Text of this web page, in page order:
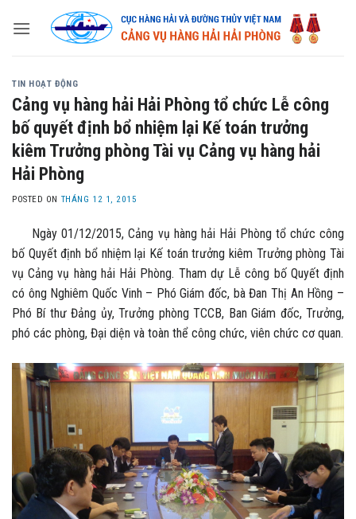
TIN HOẠT ĐỘNG
Cảng vụ hàng hải Hải Phòng tổ chức Lễ công
bố quyết định bổ nhiệm lại Kế toán trưởng
kiêm Trưởng phòng Tài vụ Cảng vụ hàng hải
Hải Phòng
POSTED ON THÁNG 12 1, 2015
Ngày 01/12/2015, Cảng vụ hàng hải Hải Phòng tổ chức công
bố Quyết định bổ nhiệm lại Kế toán trưởng kiêm Trưởng phòng Tài
vụ Cảng vụ hàng hải Hải Phòng. Tham dự Lễ công bố Quyết định
có ông Nghiêm Quốc Vinh – Phó Giám đốc, bà Đan Thị An Hồng –
Phó Bí thư Đảng ủy, Trưởng phòng TCCB, Ban Giám đốc, Trưởng,
phó các phòng, Đại diện và toàn thể công chức, viên chức cơ quan.